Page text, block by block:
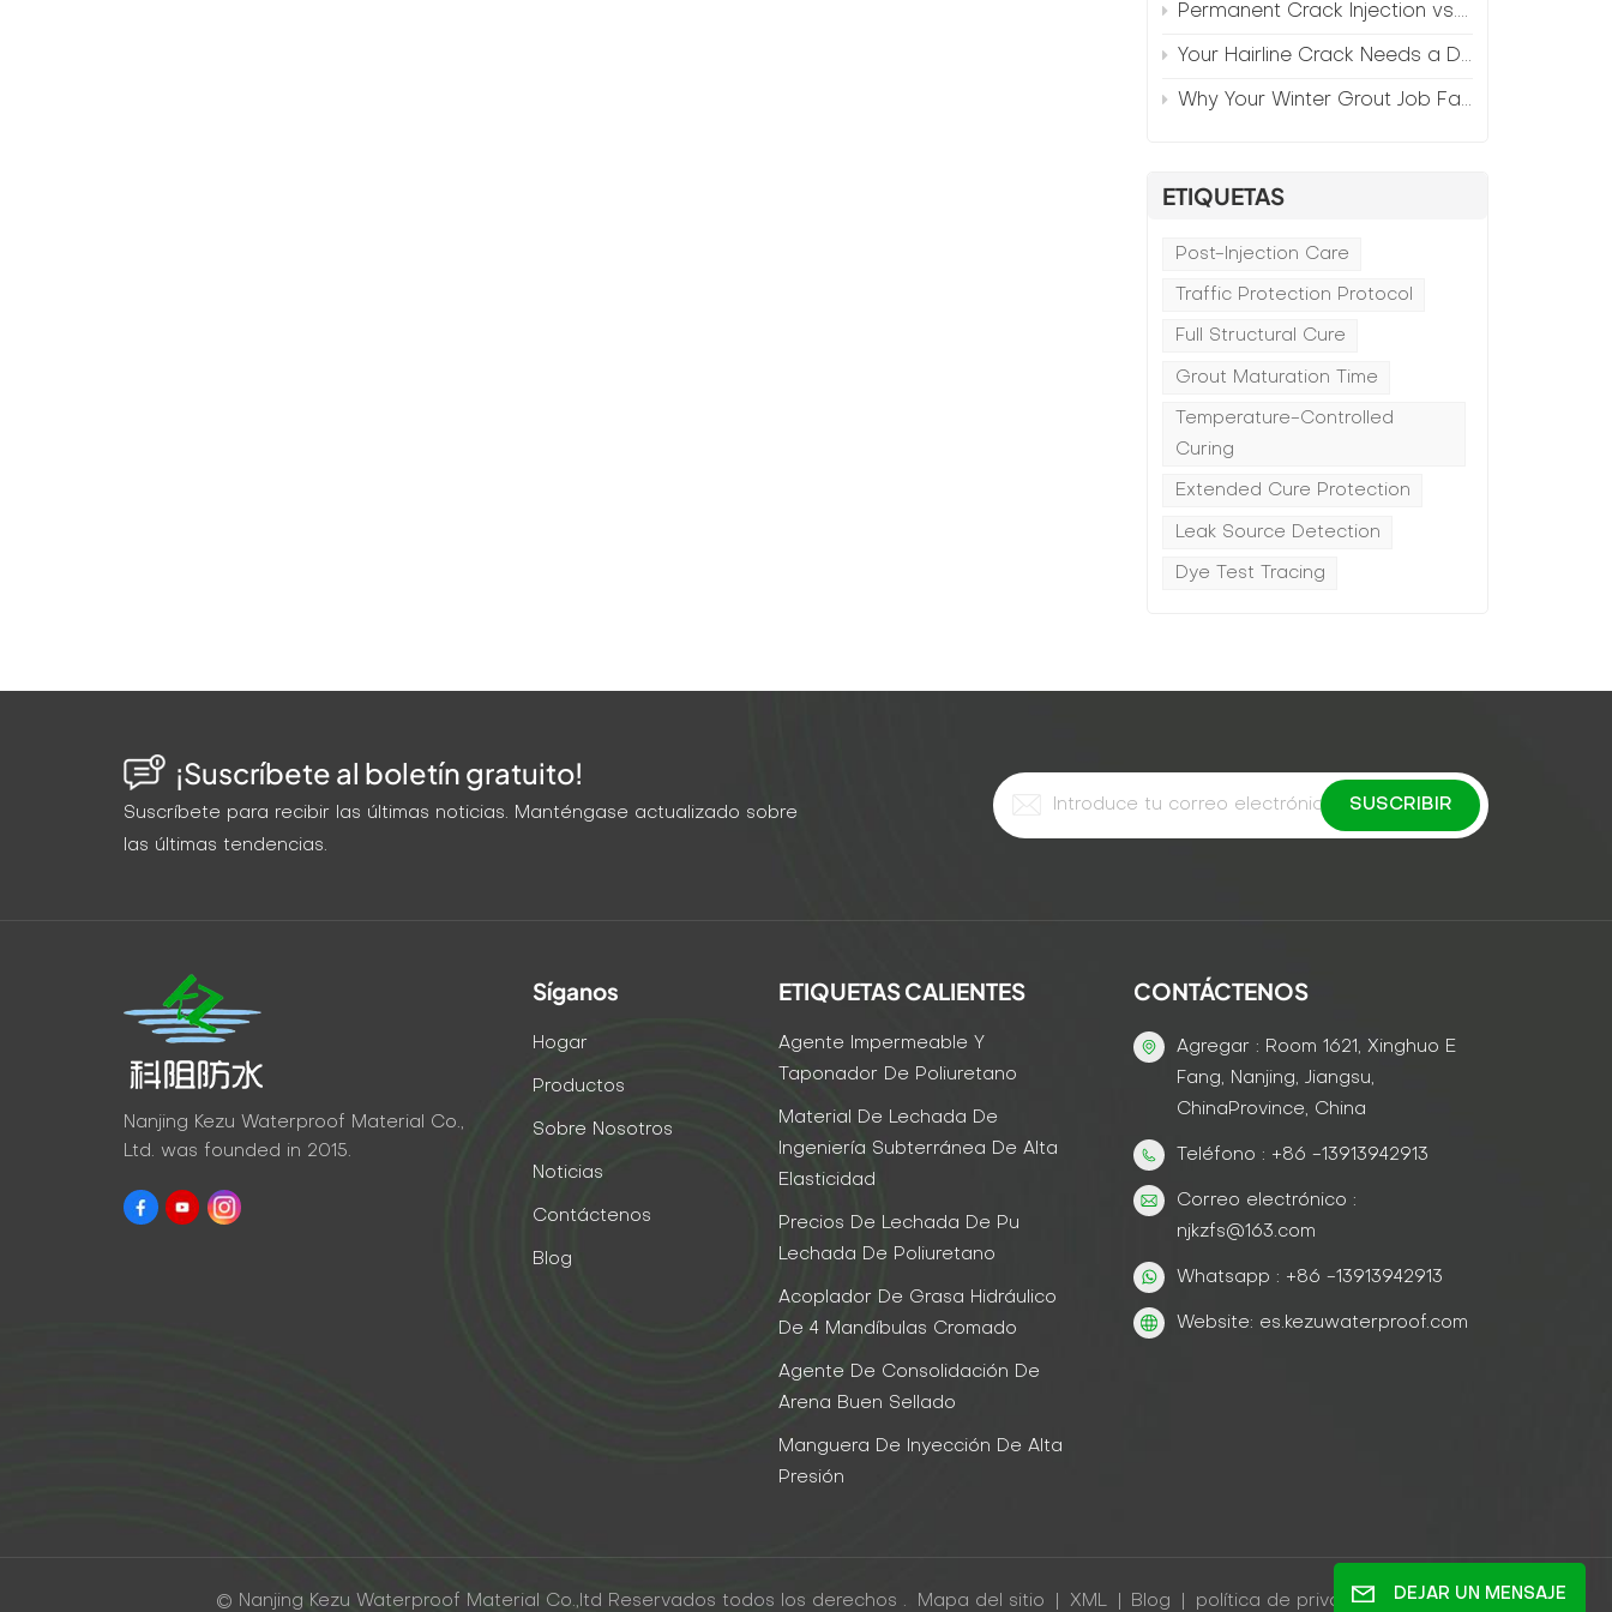
Permanent Crack Injection vs. Annual Patching—The Math
Your Hairline Crack Needs a Different Grout Than Your Wide Gap
Why Your Winter Grout Job Failed (And How to Fix It)
ETIQUETAS
Post-Injection Care
Traffic Protection Protocol
Full Structural Cure
Grout Maturation Time
Temperature-Controlled
Curing
Extended Cure Protection
Leak Source Detection
Dye Test Tracing
¡Suscríbete al boletín gratuito!
Suscríbete para recibir las últimas noticias. Manténgase actualizado sobre
las últimas tendencias.
Nanjing Kezu Waterproof Material Co.,
Ltd. was founded in 2015.
Síganos
Hogar
Productos
Sobre Nosotros
Noticias
Contáctenos
Blog
ETIQUETAS CALIENTES
Agente Impermeable Y
Taponador De Poliuretano
Material De Lechada De
Ingeniería Subterránea De Alta
Elasticidad
Precios De Lechada De Pu
Lechada De Poliuretano
Acoplador De Grasa Hidráulico
De 4 Mandíbulas Cromado
Agente De Consolidación De
Arena Buen Sellado
Manguera De Inyección De Alta
Presión
CONTÁCTENOS
Agregar : Room 1621, Xinghuo E
Fang, Nanjing, Jiangsu,
ChinaProvince, China
Teléfono : +86 -13913942913
Correo electrónico :
njkzfs@163.com
Whatsapp : +86 -13913942913
Website: es.kezuwaterproof.com
© Nanjing Kezu Waterproof Material Co.,ltd Reservados todos los derechos . Mapa del sitio XML Blog política de privacidad DEJAR UN MENSAJE